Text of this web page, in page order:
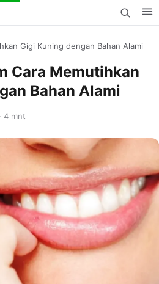
Gigi Kuning dengan Bahan Alami
Cara Memutihkan
Bahan Alami
· 4 mnt